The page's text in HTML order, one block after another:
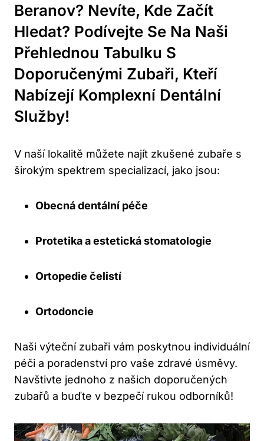
Beranov? Nevíte, Kde Začít
Hledat? Podívejte Se Na Naši
Přehlednou Tabulku S
Doporučenými Zubaři, Kteří
Nabízejí Komplexní Dentální
Služby!
V naší lokalitě můžete najít zkušené zubaře s
širokým spektrem specializací, jako jsou:
Obecná dentální péče
Protetika a estetická stomatologie
Ortopedie čelistí
Ortodoncie
Naši výteční zubaři vám poskytnou individuální
péči a poradenství pro vaše zdravé úsměvy.
Navštivte jednoho z našich doporučených
zubařů a buďte v bezpečí rukou odborníků!